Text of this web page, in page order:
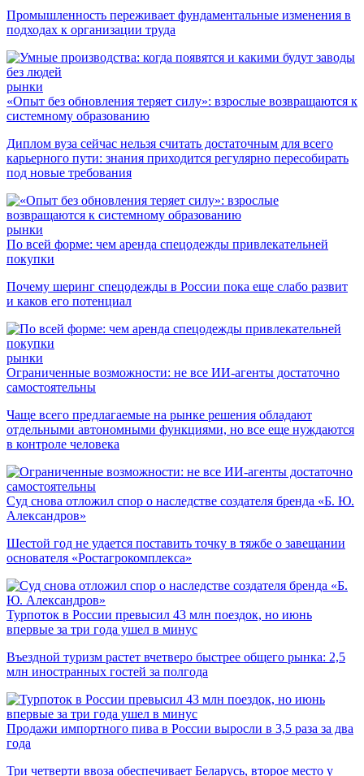
Промышленность переживает фундаментальные изменения в
подходах к организации труда
рынки
«Опыт без обновления теряет силу»: взрослые возвращаются к
системному образованию
Диплом вуза сейчас нельзя считать достаточным для всего
карьерного пути: знания приходится регулярно пересобирать
под новые требования
рынки
По всей форме: чем аренда спецодежды привлекательней
покупки
Почему шеринг спецодежды в России пока еще слабо развит
и каков его потенциал
рынки
Ограниченные возможности: не все ИИ-агенты достаточно
самостоятельны
Чаще всего предлагаемые на рынке решения обладают
отдельными автономными функциями, но все еще нуждаются
в контроле человека
Суд снова отложил спор о наследстве создателя бренда «Б. Ю.
Александров»
Шестой год не удается поставить точку в тяжбе о завещании
основателя «Ростагрокомплекса»
Турпоток в России превысил 43 млн поездок, но июнь
впервые за три года ушел в минус
Въездной туризм растет вчетверо быстрее общего рынка: 2,5
млн иностранных гостей за полгода
Продажи импортного пива в России выросли в 3,5 раза за два
года
Три четверти ввоза обеспечивает Беларусь, второе место у